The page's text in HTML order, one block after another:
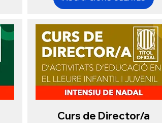
Curs de Director/a